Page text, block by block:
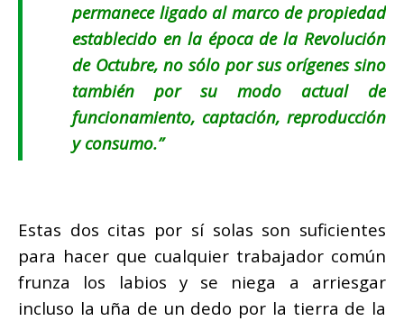
permanece ligado al marco de propiedad
establecido en la época de la Revolución
de Octubre, no sólo por sus orígenes sino
también por su modo actual de
funcionamiento, captación, reproducción
y consumo.”
Estas dos citas por sí solas son suficientes
para hacer que cualquier trabajador común
frunza los labios y se niega a arriesgar
incluso la uña de un dedo por la tierra de la